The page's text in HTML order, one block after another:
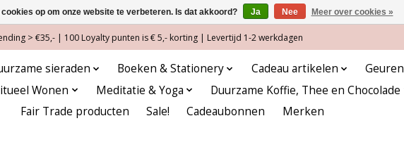
> €35,- | 100 Loyalty punten is € 5,- korting | Levertijd 1-2 werkdagen
sieraden Boeken & Stationery Cadeau artikelen Geuren
Wonen Meditatie & Yoga Duurzame Koffie, Thee en Chocolade
Fair Trade producten
Sale! Cadeaubonnen Merken
cookies op om onze website te verbeteren. Is dat akkoord? Ja Nee Meer over cookies »